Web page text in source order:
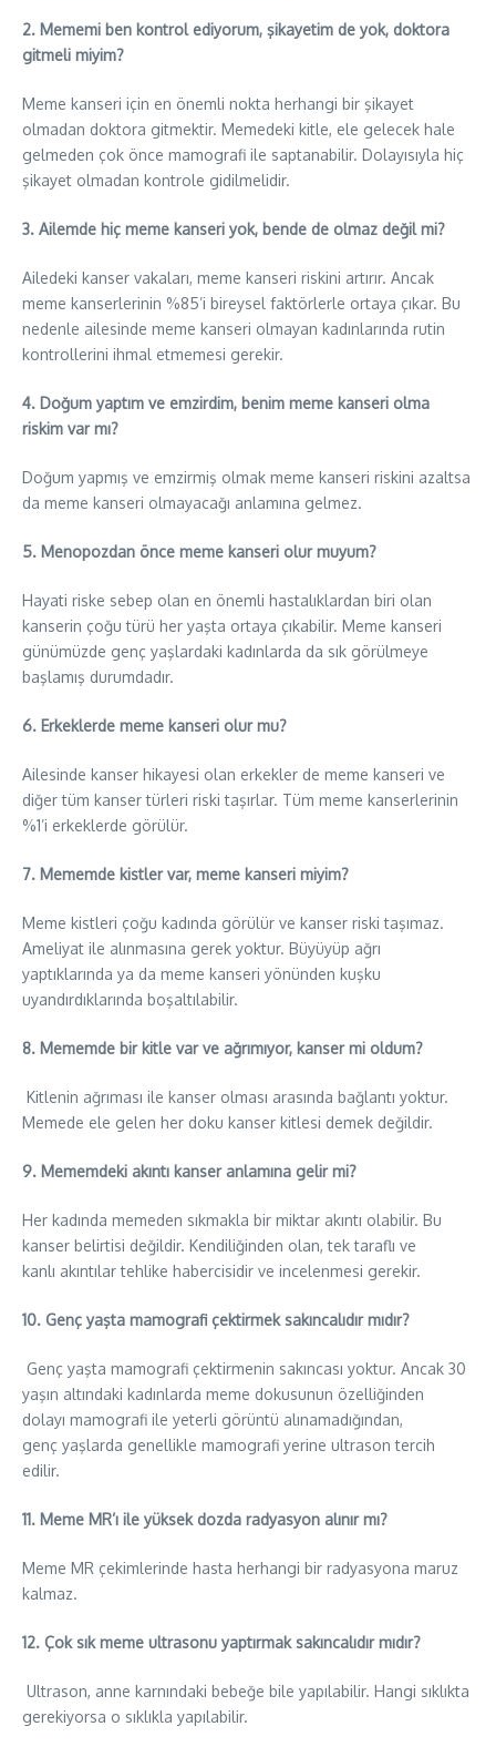
2. Mememi ben kontrol ediyorum, şikayetim de yok, doktora
gitmeli miyim?
Meme kanseri için en önemli nokta herhangi bir şikayet
olmadan doktora gitmektir. Memedeki kitle, ele gelecek hale
gelmeden çok önce mamografi ile saptanabilir. Dolayısıyla hiç
şikayet olmadan kontrole gidilmelidir.
3. Ailemde hiç meme kanseri yok, bende de olmaz değil mi?
Ailedeki kanser vakaları, meme kanseri riskini artırır. Ancak
meme kanserlerinin %85’i bireysel faktörlerle ortaya çıkar. Bu
nedenle ailesinde meme kanseri olmayan kadınlarında rutin
kontrollerini ihmal etmemesi gerekir.
4. Doğum yaptım ve emzirdim, benim meme kanseri olma
riskim var mı?
Doğum yapmış ve emzirmiş olmak meme kanseri riskini azaltsa
da meme kanseri olmayacağı anlamına gelmez.
5. Menopozdan önce meme kanseri olur muyum?
Hayati riske sebep olan en önemli hastalıklardan biri olan
kanserin çoğu türü her yaşta ortaya çıkabilir. Meme kanseri
günümüzde genç yaşlardaki kadınlarda da sık görülmeye
başlamış durumdadır.
6. Erkeklerde meme kanseri olur mu?
Ailesinde kanser hikayesi olan erkekler de meme kanseri ve
diğer tüm kanser türleri riski taşırlar. Tüm meme kanserlerinin
%1’i erkeklerde görülür.
7. Mememde kistler var, meme kanseri miyim?
Meme kistleri çoğu kadında görülür ve kanser riski taşımaz.
Ameliyat ile alınmasına gerek yoktur. Büyüyüp ağrı
yaptıklarında ya da meme kanseri yönünden kuşku
uyandırdıklarında boşaltılabilir.
8. Mememde bir kitle var ve ağrımıyor, kanser mi oldum?
Kitlenin ağrıması ile kanser olması arasında bağlantı yoktur.
Memede ele gelen her doku kanser kitlesi demek değildir.
9. Mememdeki akıntı kanser anlamına gelir mi?
Her kadında memeden sıkmakla bir miktar akıntı olabilir. Bu
kanser belirtisi değildir. Kendiliğinden olan, tek taraflı ve
kanlı akıntılar tehlike habercisidir ve incelenmesi gerekir.
10. Genç yaşta mamografi çektirmek sakıncalıdır mıdır?
Genç yaşta mamografi çektirmenin sakıncası yoktur. Ancak 30
yaşın altındaki kadınlarda meme dokusunun özelliğinden
dolayı mamografi ile yeterli görüntü alınamadığından,
genç yaşlarda genellikle mamografi yerine ultrason tercih
edilir.
11. Meme MR’ı ile yüksek dozda radyasyon alınır mı?
Meme MR çekimlerinde hasta herhangi bir radyasyona maruz
kalmaz.
12. Çok sık meme ultrasonu yaptırmak sakıncalıdır mıdır?
Ultrason, anne karnındaki bebeğe bile yapılabilir. Hangi sıklıkta
gerekiyorsa o sıklıkla yapılabilir.